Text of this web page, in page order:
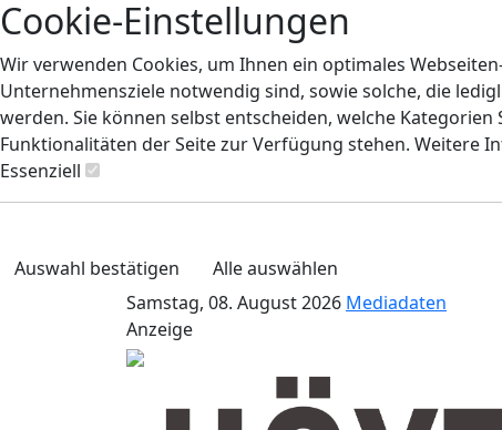
Cookie-Einstellungen
Wir verwenden Cookies, um Ihnen ein optimales
Unternehmensziele notwendig sind, sowie solche, die
werden. Sie können selbst entscheiden, welche
Funktionalitäten der Seite zur Verfügung stehen. Weitere
Essenziell
Auswahl bestätigen
Alle auswählen
Samstag, 08. August 2026 Mediadaten
Anzeige